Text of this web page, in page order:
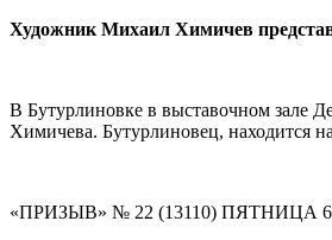
Художник Михаил Химичев
В Бутурлиновке в выставочном зале
Химичева. Бутурлиновец, находится
«ПРИЗЫВ» № 22 (13110) ПЯТНИЦА 6